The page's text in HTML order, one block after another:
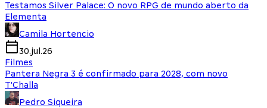
Testamos Silver Palace: O novo RPG de mundo aberto da
Elementa
Camila Hortencio
30.jul.26
Filmes
Pantera Negra 3 é confirmado para 2028, com novo
T'Challa
Pedro Siqueira